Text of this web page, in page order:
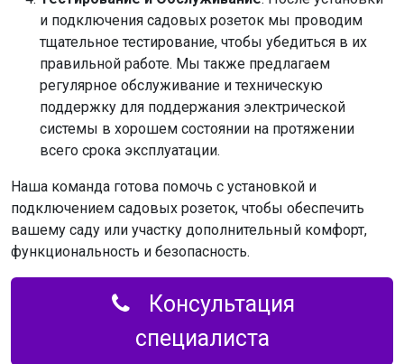
и подключения садовых розеток мы проводим
тщательное тестирование, чтобы убедиться в их
правильной работе. Мы также предлагаем
регулярное обслуживание и техническую
поддержку для поддержания электрической
системы в хорошем состоянии на протяжении
всего срока эксплуатации.
Наша команда готова помочь с установкой и
подключением садовых розеток, чтобы обеспечить
вашему саду или участку дополнительный комфорт,
функциональность и безопасность.
Консультация
специалиста